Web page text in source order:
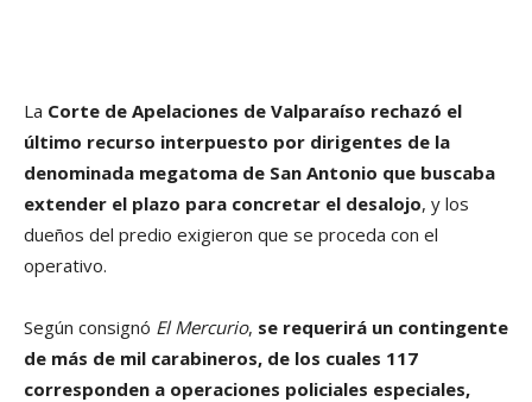
La Corte de Apelaciones de Valparaíso rechazó el
último recurso interpuesto por dirigentes de la
denominada megatoma de San Antonio que buscaba
extender el plazo para concretar el desalojo, y los
dueños del predio exigieron que se proceda con el
operativo.
Según consignó El Mercurio, se requerirá un contingente
de más de mil carabineros, de los cuales 117
corresponden a operaciones policiales especiales,